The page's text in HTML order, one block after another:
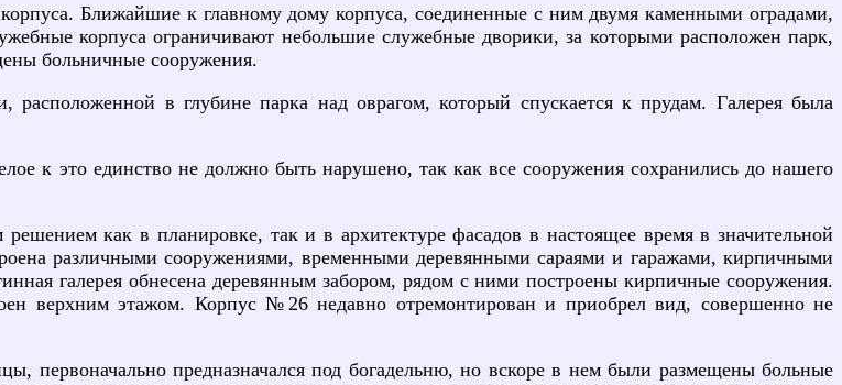
Ближайшие к главному дому корпуса, соединенные с ним двумя каменными оградами,
корпуса ограничивают небольшие служебные дворики, за которыми расположен парк,
больничные сооружения.
расположенной в глубине парка над оврагом, который спускается к прудам. Галерея была
к это единство не должно быть нарушено, так как все сооружения сохранились до нашего
как в планировке, так и в архитектуре фасадов в настоящее время в значительной
различными сооружениями, временными деревянными сараями и гаражами, кирпичными
галерея обнесена деревянным забором, рядом с ними построены кирпичные сооружения.
верхним этажом. Корпус №26 недавно отремонтирован и приобрел вид, совершенно не
первоначально предназначался под богадельню, но вскоре в нем были размещены больные